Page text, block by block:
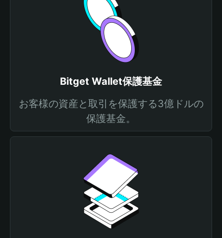
Bitget Wallet保護基金
お客様の資産と取引を保護する3億ドルの
保護基金。